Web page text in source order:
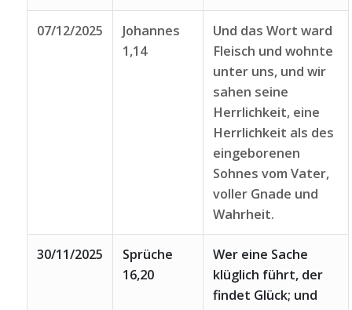
07/12/2025
Johannes
1,14
Und das Wort ward
Fleisch und wohnte
unter uns, und wir
sahen seine
Herrlichkeit, eine
Herrlichkeit als des
eingeborenen
Sohnes vom Vater,
voller Gnade und
Wahrheit.
30/11/2025
Sprüche
16,20
Wer eine Sache
klüglich führt, der
findet Glück; und